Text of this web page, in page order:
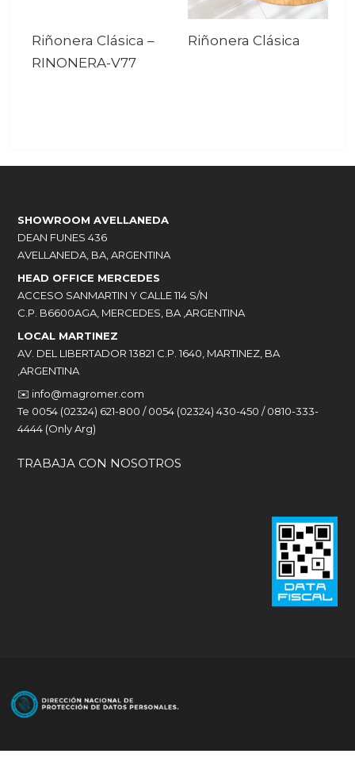
Riñonera Clásica –
RINONERA-V77
Riñonera Clásica
SHOWROOM AVELLANEDA
DEAN FUNES 436
AVELLANEDA, BA, ARGENTINA
HEAD OFFICE MERCEDES
ACCESO SANMARTIN Y CALLE 114 S/N
C.P. B6600AGA, MERCEDES, BA ,ARGENTINA
LOCAL MARTINEZ
AV. DEL LIBERTADOR 13821 C.P. 1640, MARTINEZ, BA
,ARGENTINA
✉️ info@magromer.com
Te 0054 (02324) 621-800 / 0054 (02324) 430-450 / 0810-333-
4444 (Only Arg)
TRABAJA CON NOSOTROS